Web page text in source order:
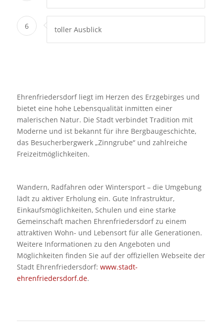
6 toller Ausblick
Ehrenfriedersdorf liegt im Herzen des Erzgebirges und
bietet eine hohe Lebensqualität inmitten einer
malerischen Natur. Die Stadt verbindet Tradition mit
Moderne und ist bekannt für ihre Bergbaugeschichte,
das Besucherbergwerk „Zinngrube“ und zahlreiche
Freizeitmöglichkeiten.
Wandern, Radfahren oder Wintersport – die Umgebung
lädt zu aktiver Erholung ein. Gute Infrastruktur,
Einkaufsmöglichkeiten, Schulen und eine starke
Gemeinschaft machen Ehrenfriedersdorf zu einem
attraktiven Wohn- und Lebensort für alle Generationen.
Weitere Informationen zu den Angeboten und
Möglichkeiten finden Sie auf der offiziellen Webseite der
Stadt Ehrenfriedersdorf: www.stadt-
ehrenfriedersdorf.de.